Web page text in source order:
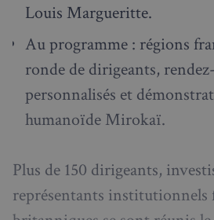
Louis Margueritte.
Au programme : régions
ronde de dirigeants,
personnalisés et
humanoïde Mirokaï.
Plus de 150 dirigeants,
représentants institutionnels